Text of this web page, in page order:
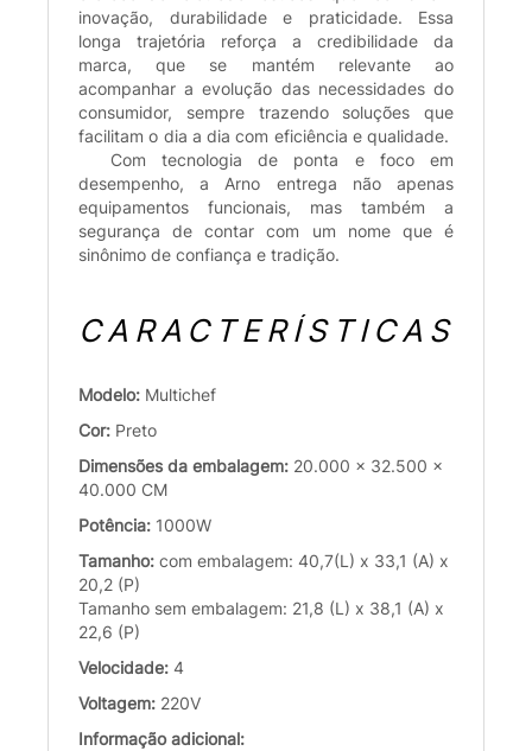
inovação, durabilidade e praticidade. Essa
longa trajetória reforça a credibilidade da
marca, que se mantém relevante ao
acompanhar a evolução das necessidades do
consumidor, sempre trazendo soluções que
facilitam o dia a dia com eficiência e qualidade.
Com tecnologia de ponta e foco em
desempenho, a Arno entrega não apenas
equipamentos funcionais, mas também a
segurança de contar com um nome que é
sinônimo de confiança e tradição.
CARACTERÍSTICAS
Modelo: Multichef
Cor: Preto
Dimensões da embalagem: 20.000 x 32.500 x
40.000 CM
Potência: 1000W
Tamanho: com embalagem: 40,7(L) x 33,1 (A) x
20,2 (P)
Tamanho sem embalagem: 21,8 (L) x 38,1 (A) x
22,6 (P)
Velocidade: 4
Voltagem: 220V
Informação adicional: